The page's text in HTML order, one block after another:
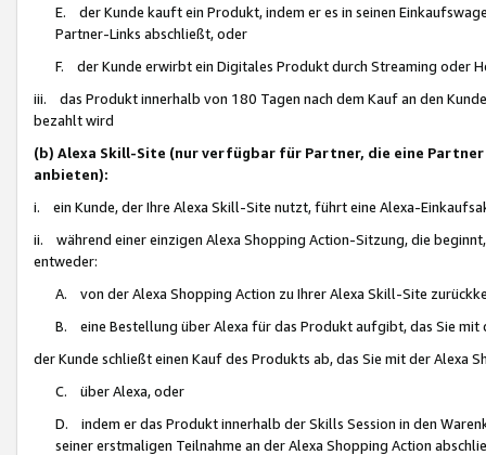
E. der Kunde kauft ein Produkt, indem er es in seinen
Partner-Links abschließt, oder
F. der Kunde erwirbt ein Digitales Produkt durch Streaming oder
iii. das Produkt innerhalb von 180 Tagen nach dem Kauf an den
bezahlt wird
(b) Alexa Skill-Site (nur verfügbar für Partner, die eine
anbieten):
i. ein Kunde, der Ihre Alexa Skill-Site nutzt, führt eine Alexa-
ii. während einer einzigen Alexa Shopping Action-Sitzung, die
entweder:
A. von der Alexa Shopping Action zu Ihrer Alexa Skill-Site
B. eine Bestellung über Alexa für das Produkt aufgibt, das Sie mit
der Kunde schließt einen Kauf des Produkts ab, das Sie mit der Alexa
C. über Alexa, oder
D. indem er das Produkt innerhalb der Skills Session in den
seiner erstmaligen Teilnahme an der Alexa Shopping Action